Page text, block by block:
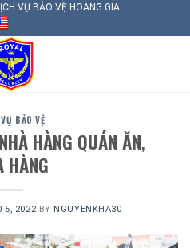
VỤ BẢO VỆ HOÀNG GIA
BẢO VỆ
HÀNG QUÁN ĂN,
HÀNG
5, 2022 BY NGUYENKHA30